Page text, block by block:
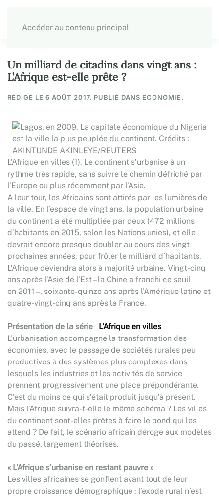
Accéder au contenu principal
Un milliard de citadins dans vingt ans :
L’Afrique est-elle prête ?
RÉDIGÉ LE 6 AOÛT 2017. PUBLIÉ DANS ECONOMIE.
L’Afrique en villes (1). Le continent s’urbanise à un
rythme très rapide, sans suivre le chemin défriché par
l’Europe ou plus récemment par l’Asie.
A leur tour, les Africains sont attirés par les lumières de
la ville. En l’espace de vingt ans, la population urbaine
du continent a été multipliée par deux (472 millions
d’habitants en 2015, selon les Nations unies), et elle
devrait encore presque doubler au cours des vingt
prochaines années, pour frôler le milliard d’habitants.
L’Afrique deviendra alors à majorité urbaine. Vingt-cinq
ans après l’Asie de l’Est – la Chine a franchi ce seuil
en 2011 –, soixante-quinze ans après l’Amérique latine et
quatre-vingt-cinq ans après la France.
Présentation de la série
L’Afrique en villes
L’urbanisation accompagne la transformation des
économies, avec le passage de sociétés rurales peu
productives à des systèmes plus complexes dans
lesquels les industries et les activités de service
prennent progressivement une place prépondérante.
C’est du moins ce qui s’était produit jusqu’à présent.
Mais l’Afrique suivra-t-elle le même schéma ? Les villes
du continent sont-elles prêtes à faire le bond qui les
attend ? De fait, le scénario africain déroge aux modèles
du passé, largement théorisés.
« L’Afrique s’urbanise en restant pauvre »
Les villes africaines se gonflent avant tout de leur
propre croissance démographique : l’exode rural n’est